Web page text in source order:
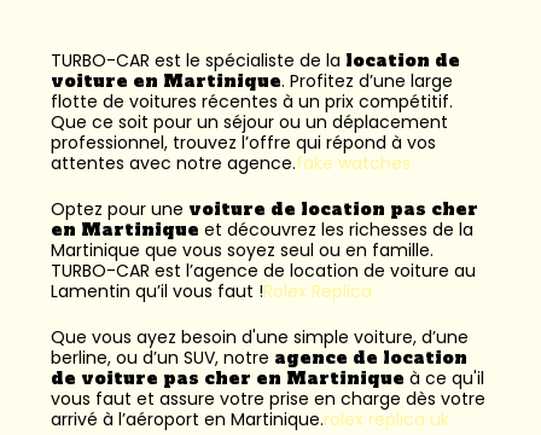
TURBO-CAR est le spécialiste de la location de
voiture en Martinique. Profitez d’une large
flotte de voitures récentes à un prix compétitif.
Que ce soit pour un séjour ou un déplacement
professionnel, trouvez l’offre qui répond à vos
attentes avec notre agence.fake watches
Optez pour une voiture de location pas cher
en Martinique et découvrez les richesses de la
Martinique que vous soyez seul ou en famille.
TURBO-CAR est l’agence de location de voiture au
Lamentin qu’il vous faut !Rolex Replica
Que vous ayez besoin d'une simple voiture, d’une
berline, ou d’un SUV, notre agence de location
de voiture pas cher en Martinique à ce qu'il
vous faut et assure votre prise en charge dès votre
arrivé à l’aéroport en Martinique.rolex replica uk